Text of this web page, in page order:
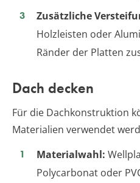
Zusätzliche
Holzleisten oder
Ränder der Platten
Dach decken
Für die Dachkonstruktion
Materialien verwendet
Materialwahl:
Polycarbonat oder